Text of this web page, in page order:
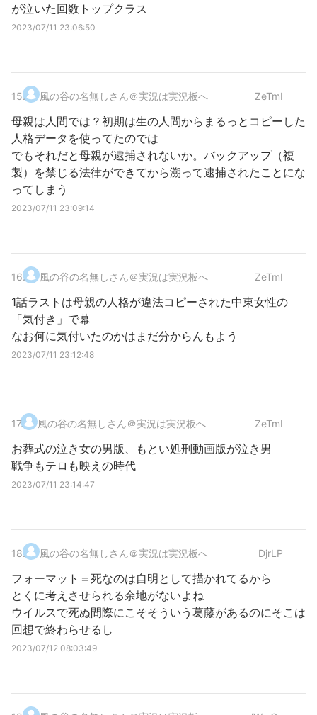
が泣いた回数トップクラス
2023/07/11 23:06:50
15. 風の谷の名無しさん＠実況は実況板へ ZeTmI
母親は人間では？初期は生の人間からまるっとコピーした
人格データを使ってたのでは
でもそれだと母親が逮捕されないか。バックアップ（複
製）を禁じる法律ができてから溯って逮捕されたことにな
ってしまう
2023/07/11 23:09:14
16. 風の谷の名無しさん＠実況は実況板へ ZeTmI
1話ラストは母親の人格が違法コピーされた中東女性の
「気付き」で幕
なお何に気付いたのかはまだ分からんもよう
2023/07/11 23:12:48
17. 風の谷の名無しさん＠実況は実況板へ ZeTmI
お葬式の泣き女の男版、もとい処刑動画版が泣き男
戦争もテロも映えの時代
2023/07/11 23:14:47
18. 風の谷の名無しさん＠実況は実況板へ DjrLP
フォーマット＝死なのは自明として描かれてるから
とくに考えさせられる余地がないよね
ウイルスで死ぬ間際にこそそういう葛藤があるのにそこは
回想で終わらせるし
2023/07/12 08:03:49